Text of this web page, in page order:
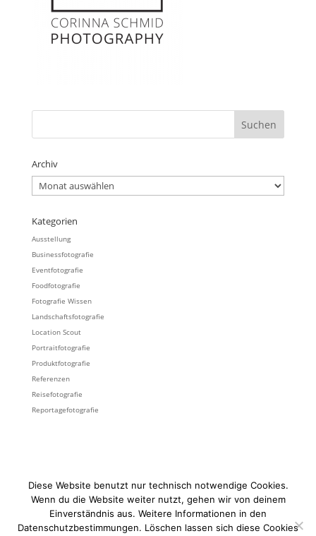
Archiv
Kategorien
Ausstellung
Businessfotografie
Eventfotografie
Foodfotografie
Fotografie Wissen
Landschaftsfotografie
Location Scout
Portraitfotografie
Produktfotografie
Referenzen
Reisefotografie
Reportagefotografie
SUCHE
FOTOGRAFIE
IMPRESSUM
DATENSCHUTZ
WERBEHINWEIS
Diese Website benutzt nur technisch notwendige Cookies.
Wenn du die Website weiter nutzt, gehen wir von deinem
Einverständnis aus. Weitere Informationen in den
Datenschutzbestimmungen. Löschen lassen sich diese Cookies